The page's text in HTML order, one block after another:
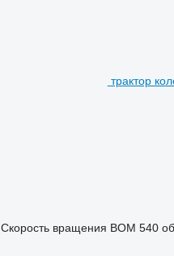
трактор
Скорость вращения ВОМ 540